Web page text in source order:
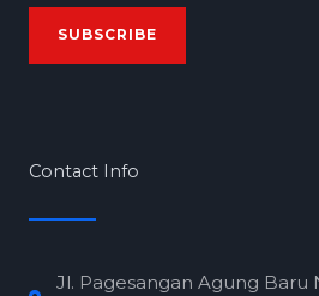
a
SUBSCRIBE
Contact Info
Jl. Pagesangan Agung Baru